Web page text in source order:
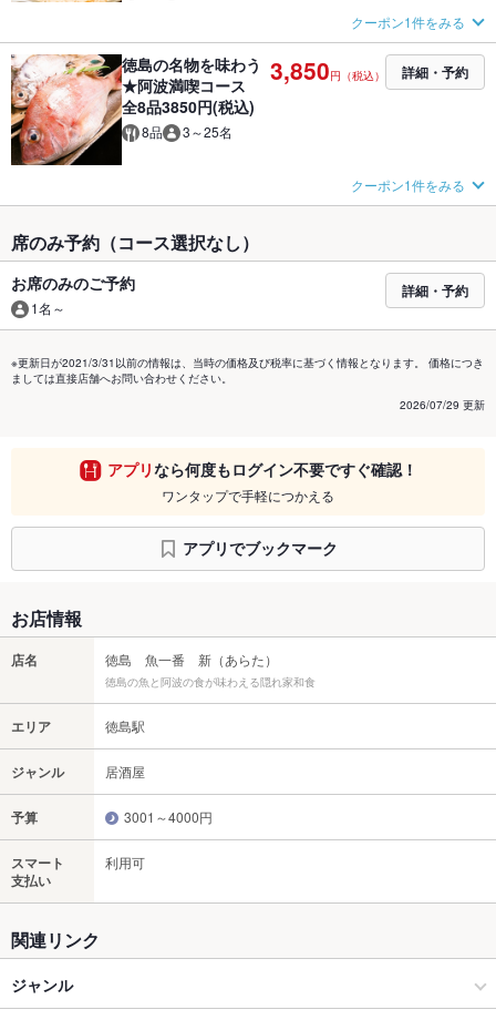
クーポン1件をみる
徳島の名物を味わう
★阿波満喫コース
全8品3850円(税込)
8品 3～25名
3,850円（税込） 詳細・予約
クーポン1件をみる
席のみ予約（コース選択なし）
お席のみのご予約
1名～
詳細・予約
※更新日が2021/3/31以前の情報は、当時の価格及び税率に基づく情報となります。 価格につき
ましては直接店舗へお問い合わせください。
2026/07/29 更新
アプリなら何度もログイン不要ですぐ確認！
ワンタップで手軽につかえる
アプリでブックマーク
お店情報
店名 徳島 魚一番 新（あらた）
徳島の魚と阿波の食が味わえる隠れ家和食
エリア 徳島駅
ジャンル 居酒屋
予算 3001～4000円
スマート
支払い
利用可
関連リンク
ジャンル